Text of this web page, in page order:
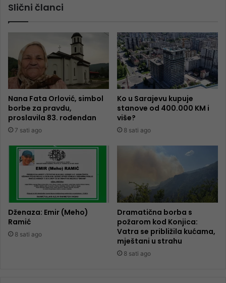
Slični članci
Nana Fata Orlović, simbol
borbe za pravdu,
proslavila 83. rođendan
7 sati ago
Ko u Sarajevu kupuje
stanove od 400.000 KM i
više?
8 sati ago
Dženaza: Emir (Meho)
Ramić
8 sati ago
Dramatična borba s
požarom kod Konjica:
Vatra se približila kućama,
mještani u strahu
8 sati ago